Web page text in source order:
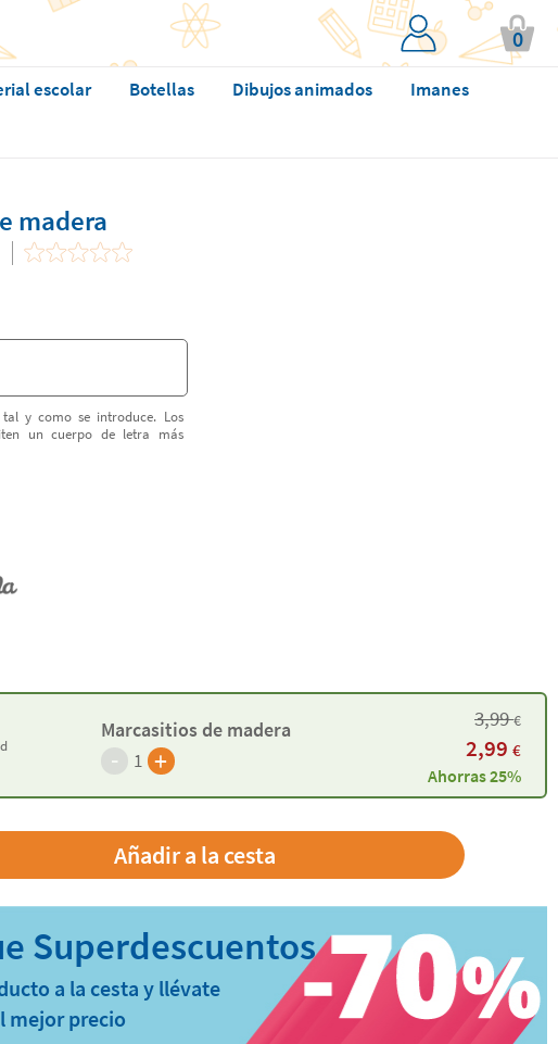
0
escolar Botellas Dibujos animados
Imanes
madera
y como se introduce. Los
un cuerpo de letra más
Marcasitios de madera
- 1 +
3,99€
2,99 €
Ahorras 25%
a la cesta y llévate
mejor precio